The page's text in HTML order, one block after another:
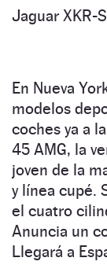
Jaguar XKR-
En Nueva
modelos
coches ya a
45 AMG, la
joven de la
y línea cupé.
el cuatro
Anuncia un
Llegará a